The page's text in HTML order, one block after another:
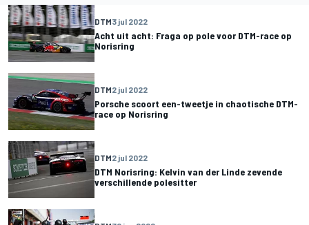
DTM3 jul 2022
Acht uit acht: Fraga op pole voor DTM-race op
Norisring
DTM2 jul 2022
Porsche scoort een-tweetje in chaotische DTM-
race op Norisring
DTM2 jul 2022
DTM Norisring: Kelvin van der Linde zevende
verschillende polesitter